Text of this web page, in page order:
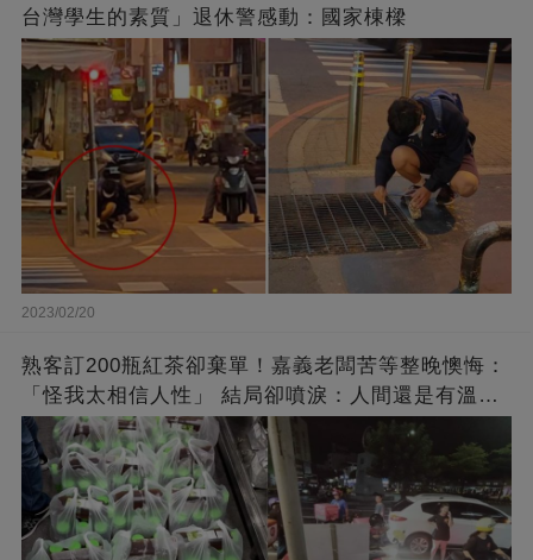
台灣學生的素質」退休警感動：國家棟樑
2023/02/20
熟客訂200瓶紅茶卻棄單！嘉義老闆苦等整晚懊悔：
「怪我太相信人性」 結局卻噴淚：人間還是有溫暖
的